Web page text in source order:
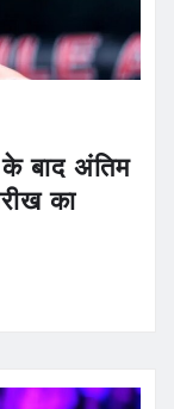
बाद अंतिम
का